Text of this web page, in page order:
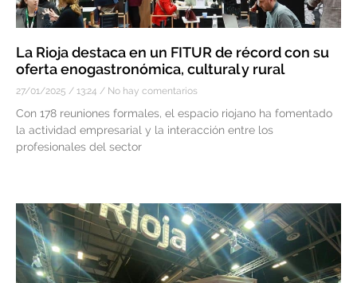
La Rioja destaca en un FITUR de récord con su
oferta enogastronómica, cultural y rural
27/01/2025 13:24 No hay comentarios
Con 178 reuniones formales, el espacio riojano ha fomentado
la actividad empresarial y la interacción entre los
profesionales del sector